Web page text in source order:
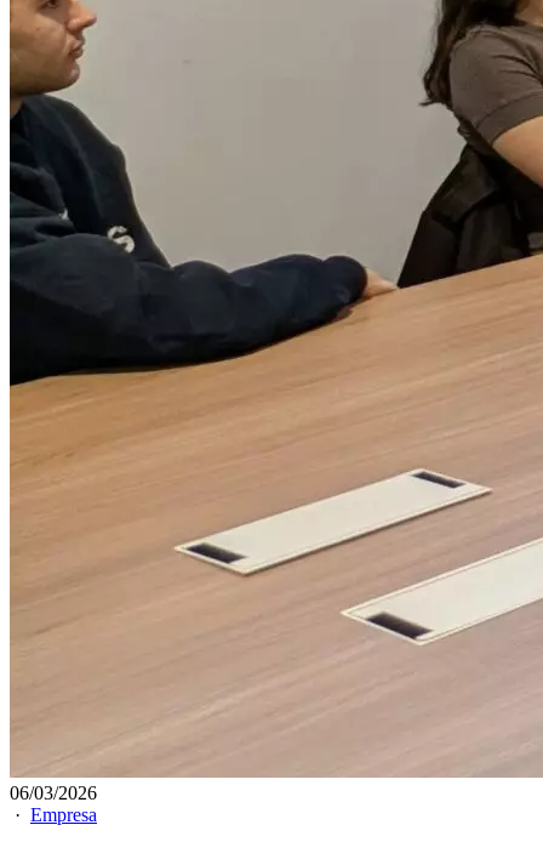
06/03/2026
· Empresa